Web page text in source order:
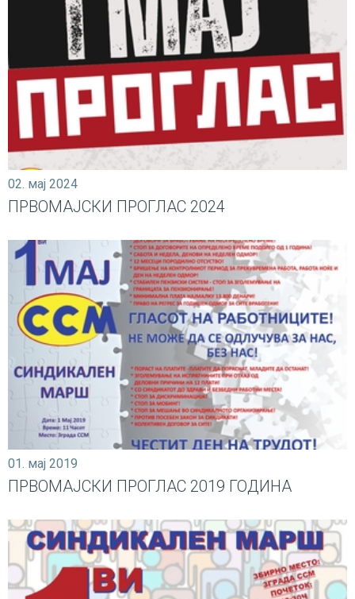
02. мај 2024
ПРВОМАЈСКИ ПРОГЛАС 2024
01. мај 2019
ПРВОМАЈСКИ ПРОГЛАС 2019 ГОДИНА